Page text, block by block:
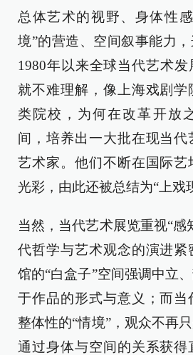
总体艺术的视野、身体性
境”的营造、空间叙事能力
1980年以来全球当代艺术
就不难理解，像上海戏剧
类院校，为何在改革开放
间，培养出一大批在现当代
艺术家。他们不断在国际艺
光彩，由此还被总结为“上戏
当然，当代艺术展览重视“感
代哲学与艺术观念的演进紧
馆的“白盒子”空间强调中立
于作品的形式与意义；而当
整体性的“情境”，观众不再
通过身体与空间的关系获得